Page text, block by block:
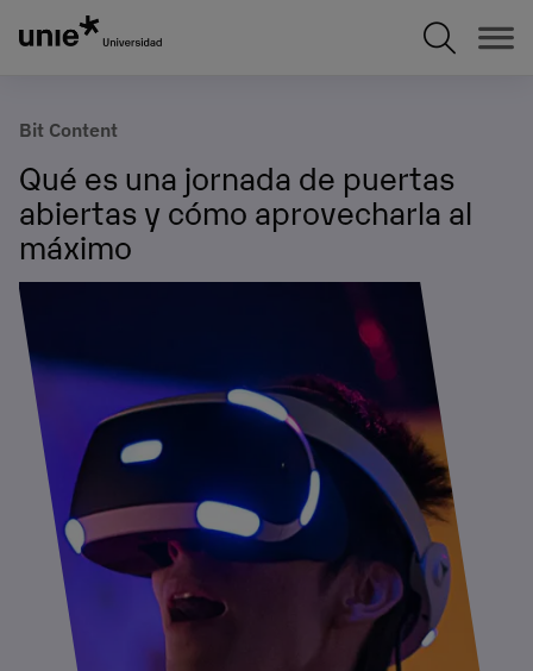
Bit Content
Qué es una jornada de puertas
abiertas y cómo aprovecharla al
máximo